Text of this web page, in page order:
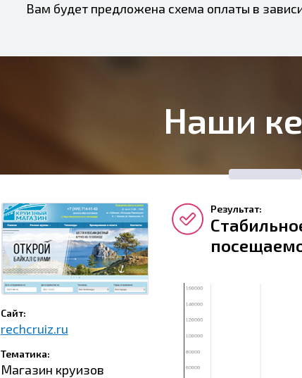
Вам будет предложена схема оплаты в
Наши
Сайт:
rechcruiz.ru
Тематика:
Магазин круизов
Результат: